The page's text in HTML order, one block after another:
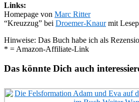
Links:
Homepage von Marc Ritter
“Kreuzzug” bei Droemer-Knaurmit
Hinweise: Das Buch habe ich als
* = Amazon-Affiliate-Link
Das könnte Dich auch